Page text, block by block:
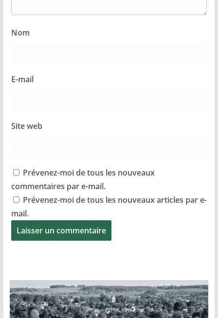
Nom
E-mail
Site web
Prévenez-moi de tous les nouveaux
commentaires par e-mail.
Prévenez-moi de tous les nouveaux articles par e-
mail.